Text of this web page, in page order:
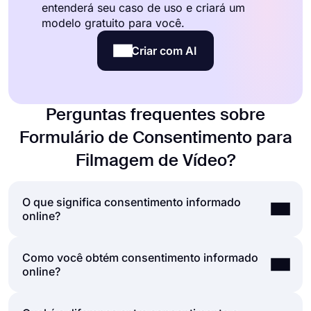
entenderá seu caso de uso e criará um
modelo gratuito para você.
Criar com AI
Perguntas frequentes sobre
Formulário de Consentimento para
Filmagem de Vídeo?
O que significa consentimento informado
online?
O consentimento informado é o processo de
obtenção do consentimento de uma segunda
Como você obtém consentimento informado
online?